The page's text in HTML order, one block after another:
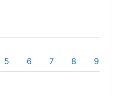
5 6 7 8 9